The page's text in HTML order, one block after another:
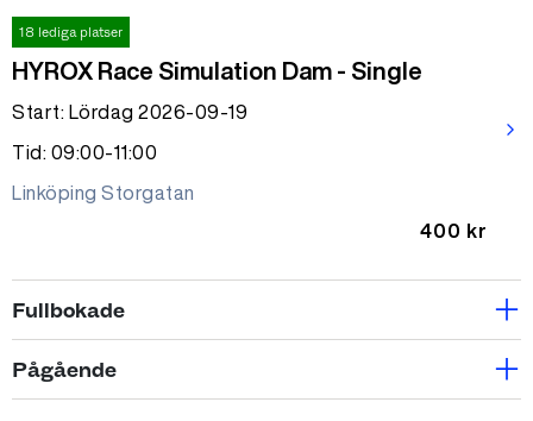
18 lediga platser
HYROX Race Simulation Dam - Single
Start: Lördag 2026-09-19
Tid: 09:00-11:00
Linköping Storgatan
400 kr
arrow_forward_ios
Fullbokade
Small group 1 ggr m. PT-Klara
Pågående